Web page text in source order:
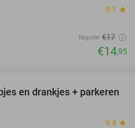
9.7 star
Regulier €17
€14,95
50%
en drankjes + parkeren
9.4 star